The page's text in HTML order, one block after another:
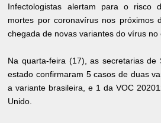
Infectologistas alertam para o risco
mortes por coronavírus nos próximos
chegada de novas variantes do vírus no
Na quarta-feira (17), as secretarias
estado confirmaram 5 casos de duas
a variante brasileira, e 1 da VOC
Unido.